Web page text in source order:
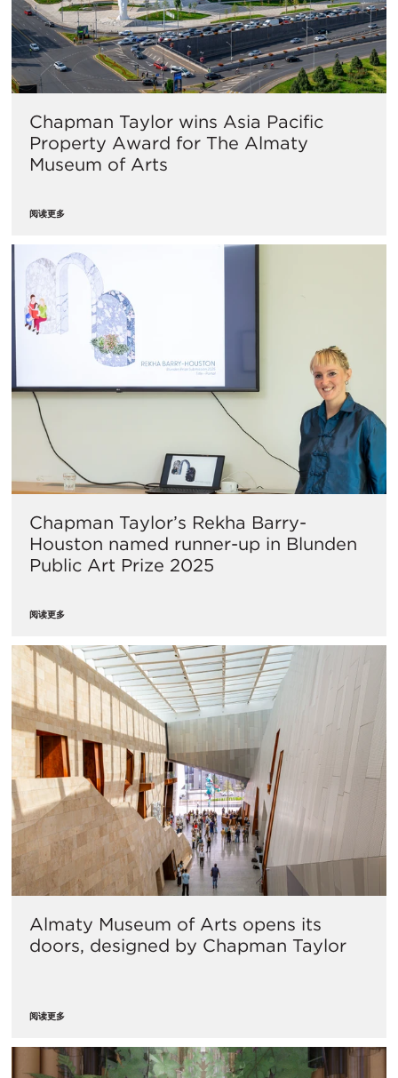
Chapman Taylor wins Asia Pacific
Property Award for The Almaty
Museum of Arts
阅读更多
Chapman Taylor’s Rekha Barry-
Houston named runner-up in Blunden
Public Art Prize 2025
阅读更多
Almaty Museum of Arts opens its
doors, designed by Chapman Taylor
阅读更多